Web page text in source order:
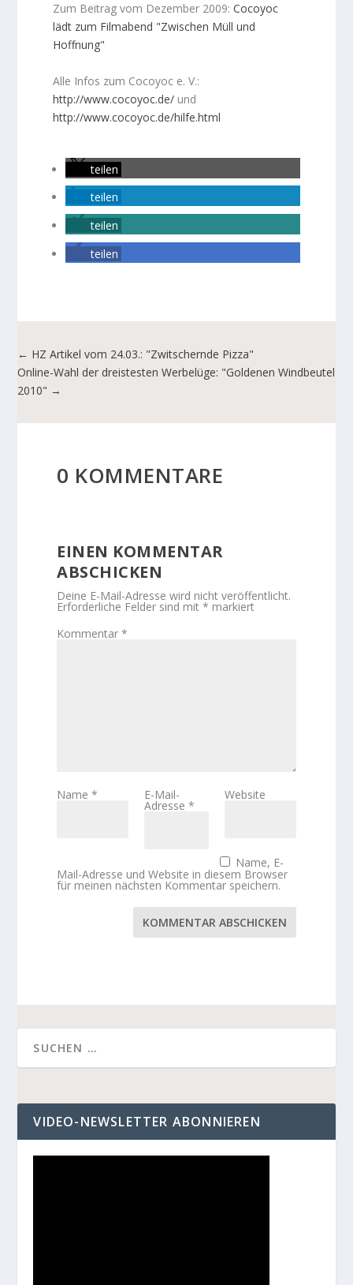
Zum Beitrag vom Dezember 2009:Cocoyoc
lädt zum Filmabend "Zwischen Müll und
Hoffnung"
Alle Infos zum Cocoyoc e. V.:
http://www.cocoyoc.de/ und
http://www.cocoyoc.de/hilfe.html
teilen
teilen
teilen
teilen
← HZ Artikel vom 24.03.: "Zwitschernde Pizza"
Online-Wahl der dreistesten Werbelüge: "Goldenen Windbeutel
2010" →
0 KOMMENTARE
EINEN KOMMENTAR
ABSCHICKEN
Deine E-Mail-Adresse wird nicht veröffentlicht.
Erforderliche Felder sind mit* markiert
Kommentar*
Name* E-Mail-
Adresse*
Website
Name, E-
Mail-Adresse und Website in diesem Browser
für meinen nächsten Kommentar speichern.
KOMMENTAR ABSCHICKEN
VIDEO-NEWSLETTER ABONNIEREN